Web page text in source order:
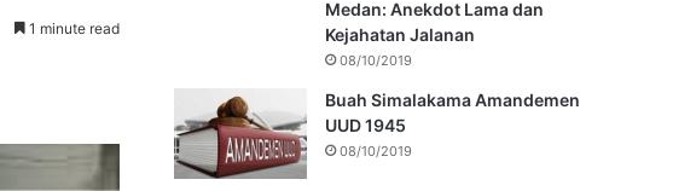
1 minute read
Medan: Anekdot Lama dan
Kejahatan Jalanan
08/10/2019
Buah Simalakama Amandemen
UUD 1945
08/10/2019